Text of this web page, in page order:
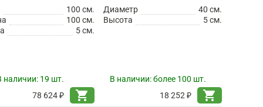
100 см.
100 см.
5 см.
наличии: 19 шт.
78 624 ₽
shopping_cart
Диаметр
40 см.
Высота
5 см.
В наличии:более 100 шт.
18 252 ₽
shopping_cart